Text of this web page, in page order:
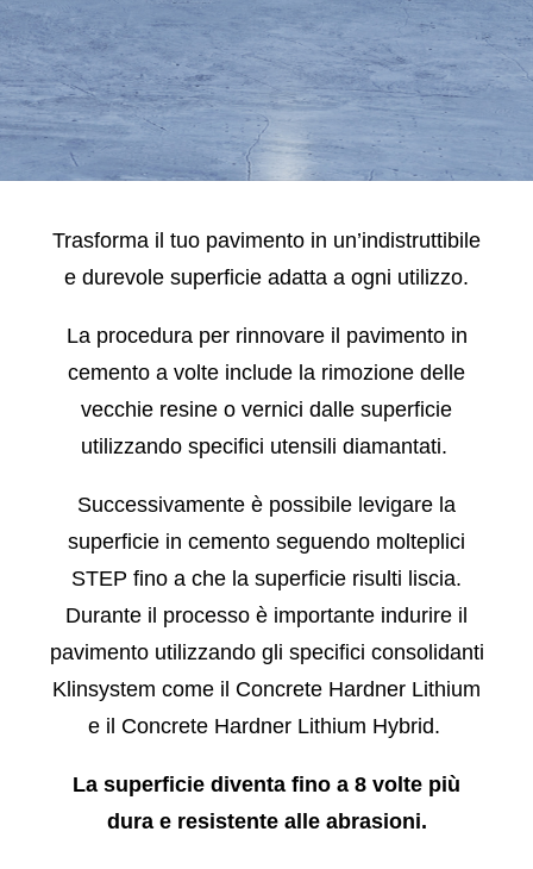
Trasforma il tuo pavimento in un’indistruttibile
e durevole superficie adatta a ogni utilizzo.
La procedura per rinnovare il pavimento in
cemento a volte include la rimozione delle
vecchie resine o vernici dalle superficie
utilizzando specifici utensili diamantati.
Successivamente è possibile levigare la
superficie in cemento seguendo molteplici
STEP fino a che la superficie risulti liscia.
Durante il processo è importante indurire il
pavimento utilizzando gli specifici consolidanti
Klinsystem come il Concrete Hardner Lithium
e il Concrete Hardner Lithium Hybrid.
La superficie diventa fino a 8 volte più
dura e resistente alle abrasioni.